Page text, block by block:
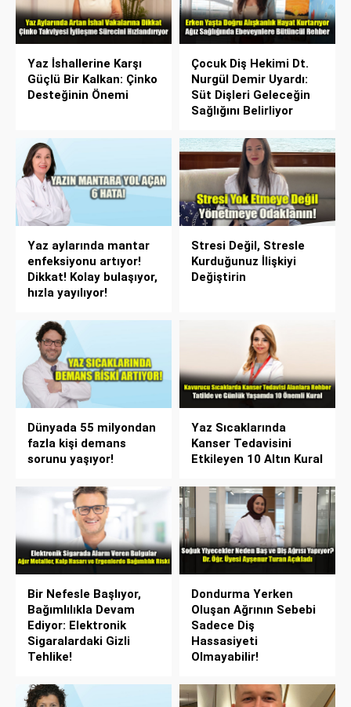
Yaz İshallerine Karşı
Güçlü Bir Kalkan: Çinko
Desteğinin Önemi
Çocuk Diş Hekimi Dt.
Nurgül Demir Uyardı:
Süt Dişleri Geleceğin
Sağlığını Belirliyor
Yaz aylarında mantar
enfeksiyonu artıyor!
Dikkat! Kolay bulaşıyor,
hızla yayılıyor!
Stresi Değil, Stresle
Kurduğunuz İlişkiyi
Değiştirin
Dünyada 55 milyondan
fazla kişi demans
sorunu yaşıyor!
Yaz Sıcaklarında
Kanser Tedavisini
Etkileyen 10 Altın Kural
Bir Nefesle Başlıyor,
Bağımlılıkla Devam
Ediyor: Elektronik
Sigaralardaki Gizli
Tehlike!
Dondurma Yerken
Oluşan Ağrının Sebebi
Sadece Diş
Hassasiyeti
Olmayabilir!